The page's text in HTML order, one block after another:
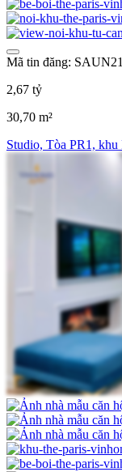
Mã tin đăng:
2,67 tỷ
30,70 m²
Studio, Tòa PR1, khu